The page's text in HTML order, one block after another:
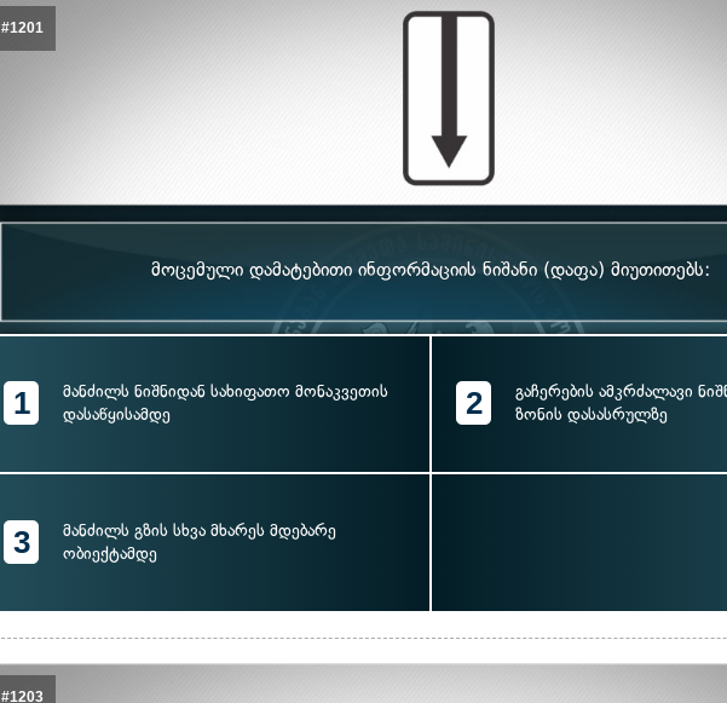
#1201
მოცემული დამატებითი ინფორმაციის ნიშანი (დაფა) მიუთითებს:
1
მანძილს ნიშნიდან სახიფათო მონაკვეთის
დასაწყისამდე
2
გაჩერების ამკრძალავი
ზონის დასასრულზე
3
მანძილს გზის სხვა მხარეს მდებარე
ობიექტამდე
#1203